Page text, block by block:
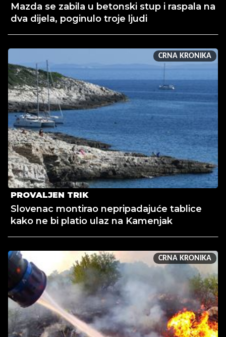
Mazda se zabila u betonski stup i raspala na
dva dijela, poginulo troje ljudi
CRNA KRONIKA
PROVALJEN TRIK
Slovenac montirao nepripadajuće tablice
kako ne bi platio ulaz na Kamenjak
CRNA KRONIKA